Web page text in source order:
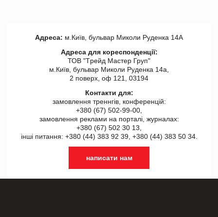
Адреса: м.Київ, бульвар Миколи Руденка 14А
Адреса для кореспонденції:
ТОВ "Tрейд Мастер Груп"
м.Київ, бульвар Миколи Руденка 14а,
2 поверх, оф 121, 03194
Контакти для:
замовлення треннгів, конференцій:
+380 (67) 502-99-00,
замовлення реклами на порталі, журналах:
+380 (67) 502 30 13,
інші питання: +380 (44) 383 92 39, +380 (44) 383 50 34.
написати нам